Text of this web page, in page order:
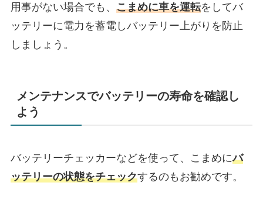
用事がない場合でも、 こまめに車を運転をしてバ
ッテリーに電力を蓄電しバッテリー上がりを防止
しましょう。
メンテナンスでバッテリーの寿命を確認し
よう
バッテリーチェッカーなどを使って、こまめにバ
ッテリーの状態をチェックするのもお勧めです。